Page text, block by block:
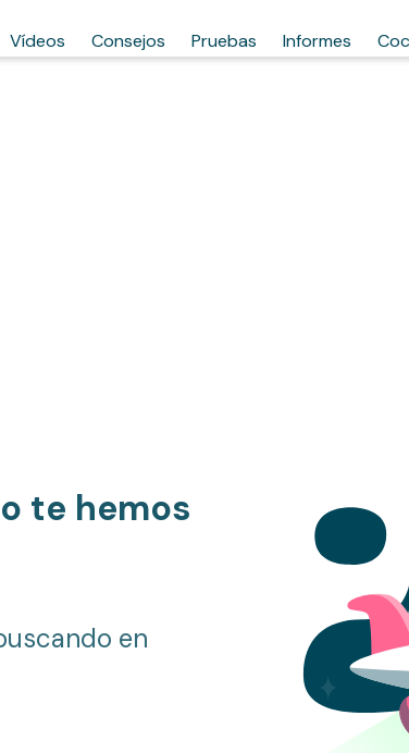
Vídeos Consejos Pruebas Informes
te hemos
en